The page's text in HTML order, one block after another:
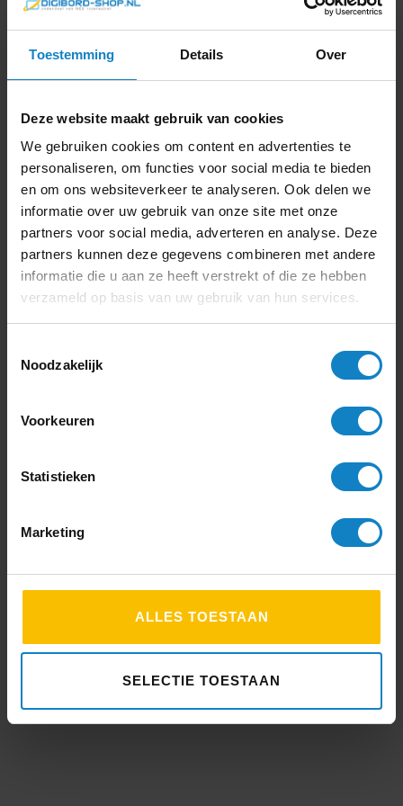
Toestemming Details Over
Deze website maakt gebruik van cookies
We gebruiken cookies om content en advertenties te
personaliseren, om functies voor social media te bieden
en om ons websiteverkeer te analyseren. Ook delen we
informatie over uw gebruik van onze site met onze
partners voor social media, adverteren en analyse. Deze
partners kunnen deze gegevens combineren met andere
informatie die u aan ze heeft verstrekt of die ze hebben
verzameld op basis van uw gebruik van hun services.
Noodzakelijk
Voorkeuren
Statistieken
Marketing
ALLES TOESTAAN
SELECTIE TOESTAAN
KLANTVERHAAL
PLUS
DE KOLIBRIE